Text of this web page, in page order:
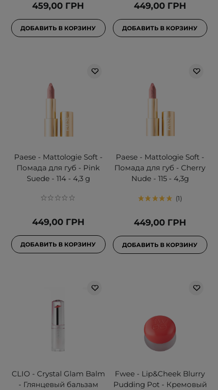
459,00 ГРН
ДОБАВИТЬ В КОРЗИНУ
449,00 ГРН
ДОБАВИТЬ В КОРЗИНУ
Paese - Mattologie Soft -
Помада для губ - Pink
Suede - 114 - 4,3 g
449,00 ГРН
ДОБАВИТЬ В КОРЗИНУ
Paese - Mattologie Soft -
Помада для губ - Cherry
Nude - 115 - 4,3g
1
449,00 ГРН
ДОБАВИТЬ В КОРЗИНУ
CLIO - Crystal Glam Balm
- Глянцевый бальзам
Fwee - Lip&Cheek Blurry
Pudding Pot - Кремовый